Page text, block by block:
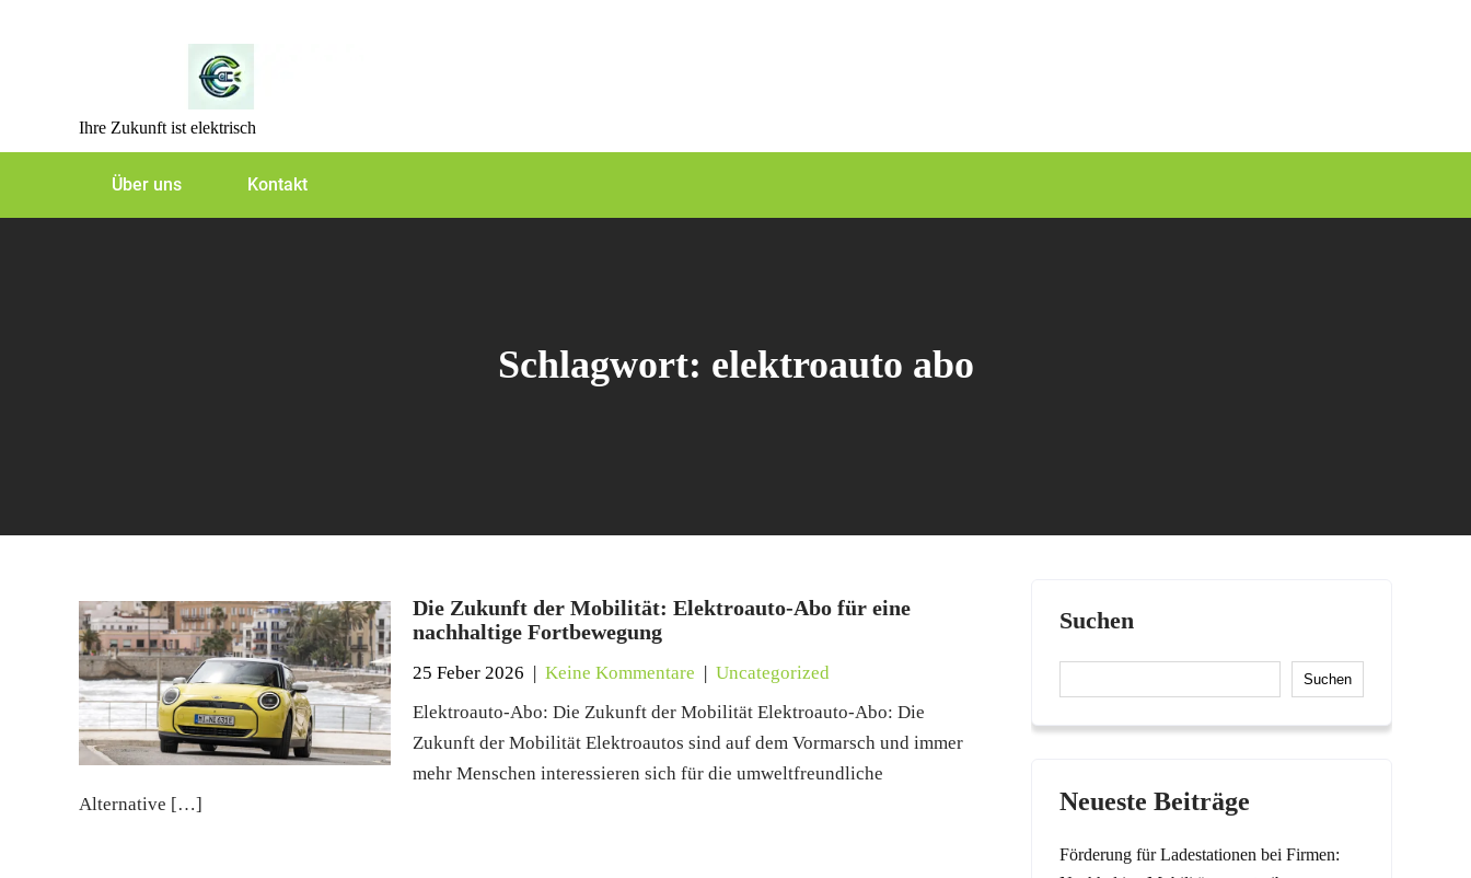
Ihre Zukunft ist elektrisch
Über uns Kontakt
Schlagwort: elektroauto abo
Die Zukunft der Mobilität: Elektroauto-Abo für eine
nachhaltige Fortbewegung
25 Feber 2026 |Keine Kommentare |Uncategorized
Elektroauto-Abo: Die Zukunft der Mobilität Elektroauto-Abo: Die
Zukunft der Mobilität Elektroautos sind auf dem Vormarsch und immer
mehr Menschen interessieren sich für die umweltfreundliche
Alternative […]
Suchen
Suchen
Neueste Beiträge
Förderung für Ladestationen bei Firmen: